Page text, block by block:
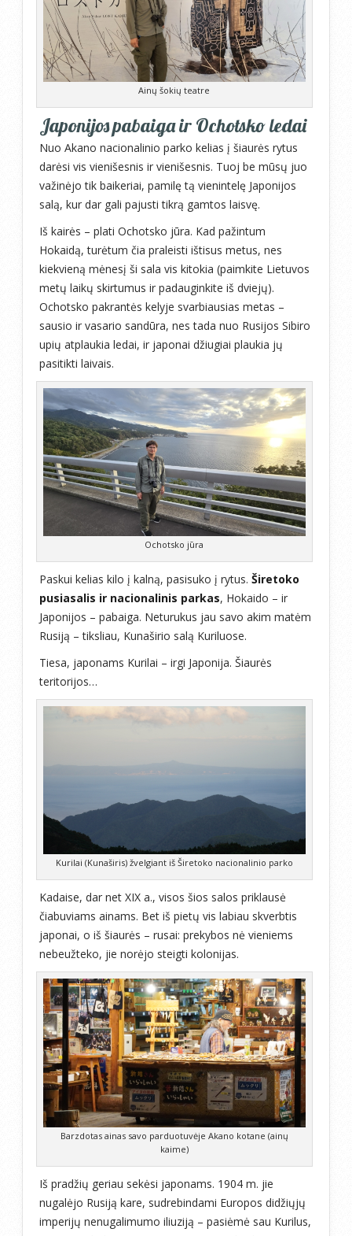
Ainų šokių teatre
Japonijos pabaiga ir Ochotsko ledai
Nuo Akano nacionalinio parko kelias į šiaurės rytus
darėsi vis vienišesnis ir vienišesnis. Tuoj be mūsų juo
važinėjo tik baikeriai, pamilę tą vienintelę Japonijos
salą, kur dar gali pajusti tikrą gamtos laisvę.
Iš kairės – plati Ochotsko jūra. Kad pažintum
Hokaidą, turėtum čia praleisti ištisus metus, nes
kiekvieną mėnesį ši sala vis kitokia (paimkite Lietuvos
metų laikų skirtumus ir padauginkite iš dviejų).
Ochotsko pakrantės kelyje svarbiausias metas –
sausio ir vasario sandūra, nes tada nuo Rusijos Sibiro
upių atplaukia ledai, ir japonai džiugiai plaukia jų
pasitikti laivais.
Ochotsko jūra
Paskui kelias kilo į kalną, pasisuko į rytus. Širetoko
pusiasalis ir nacionalinis parkas, Hokaido – ir
Japonijos – pabaiga. Neturukus jau savo akim matėm
Rusiją – tiksliau, Kunaširio salą Kuriluose.
Tiesa, japonams Kurilai – irgi Japonija. Šiaurės
teritorijos…
Kurilai (Kunaširis) žvelgiant iš Širetoko nacionalinio parko
Kadaise, dar net XIX a., visos šios salos priklausė
čiabuviams ainams. Bet iš pietų vis labiau skverbtis
japonai, o iš šiaurės – rusai: prekybos nė vieniems
nebeužteko, jie norėjo steigti kolonijas.
Barzdotas ainas savo parduotuvėje Akano kotane (ainų
kaime)
Iš pradžių geriau sekėsi japonams. 1904 m. jie
nugalėjo Rusiją kare, sudrebindami Europos didžiųjų
imperijų nenugalimumo iliuziją – pasiėmė sau Kurilus,